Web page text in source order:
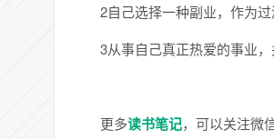
2自己选择一种副业，作为
3从事自己真正热爱的事业
更多读书笔记，可以关注微